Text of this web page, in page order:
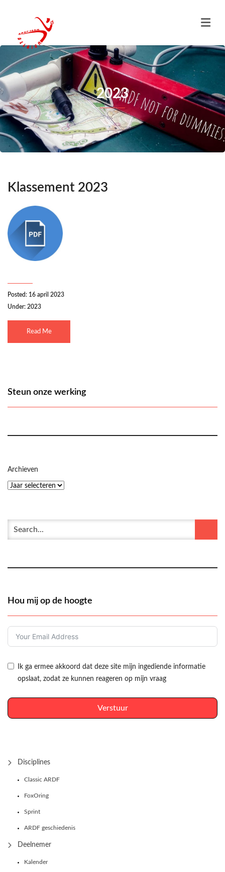
2023
Klassement 2023
Posted: 16 april 2023
Under: 2023
Read Me
Steun onze werking
Archieven
Hou mij op de hoogte
Ik ga ermee akkoord dat deze site mijn ingediende informatie
opslaat, zodat ze kunnen reageren op mijn vraag
Verstuur
Disciplines
Classic ARDF
FoxOring
Sprint
ARDF geschiedenis
Deelnemer
Kalender